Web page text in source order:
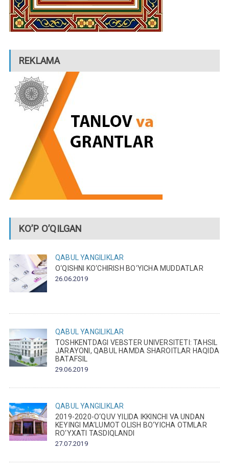
REKLAMA
KO’P O’QILGAN
QABUL YANGILIKLAR
O‘QISHNI KO‘CHIRISH BO‘YICHA MUDDATLAR
26.06.2019
QABUL YANGILIKLAR
TOSHKENTDAGI VEBSTER UNIVERSITETI: TAHSIL
JARAYONI, QABUL HAMDA SHAROITLAR HAQIDA
BATAFSIL
29.06.2019
QABUL YANGILIKLAR
2019-2020-O‘QUV YILIDA IKKINCHI VA UNDAN
KEYINGI MA’LUMOT OLISH BO‘YICHA OTMLAR
RO‘YXATI TASDIQLANDI
27.07.2019